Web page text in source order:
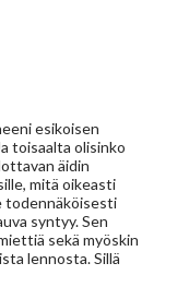
esikoisen
toisaalta olisinko
äidin
mitä oikeasti
todennäköisesti
syntyy. Sen
sekä myöskin
lennosta. Sillä